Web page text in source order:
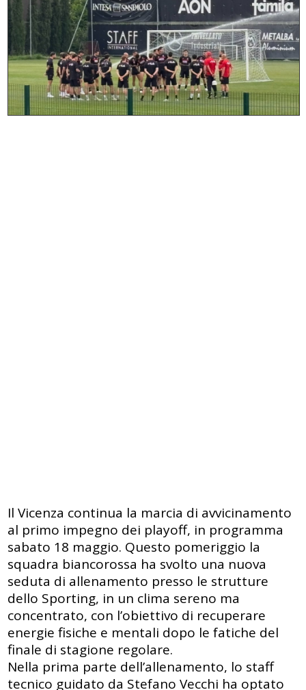
Il Vicenza continua la marcia di avvicinamento
al primo impegno dei playoff, in programma
sabato 18 maggio. Questo pomeriggio la
squadra biancorossa ha svolto una nuova
seduta di allenamento presso le strutture
dello Sporting, in un clima sereno ma
concentrato, con l’obiettivo di recuperare
energie fisiche e mentali dopo le fatiche del
finale di stagione regolare.
Nella prima parte dell’allenamento, lo staff
tecnico guidato da Stefano Vecchi ha optato